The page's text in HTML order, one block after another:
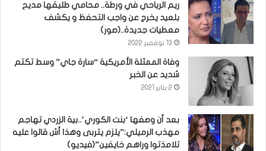
ريم الرياحي في ورطة.. محامي طليقها مديح
بلعيد يخرج عن واجب التحفظ و يكشف
معطيات جديدة..(صور)
13 نوفمبر 2022
وفاة الممثلة الأمريكية “سارة جاي” وسط تكتم
شديد عن الخبر
2 يناير 2021
بعد أن وصفها ‘بنت الكوري’..بية الزردي تهاجم
مهذب الرميلي:”يلزم يتربى وهذا أش قالوا عليه
تلامذتوا وراهم خايفين”(فيديو)